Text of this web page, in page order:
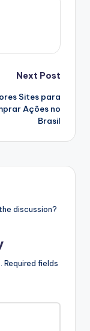
Next Post
Sites para
Ações no
Brasil
discussion?
Required fields